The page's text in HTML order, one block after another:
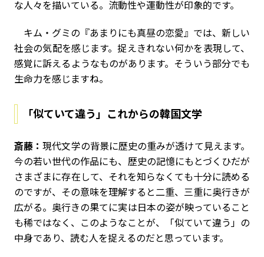
な人々を描いている。流動性や運動性が印象的です。
キム・グミの『あまりにも真昼の恋愛』では、新しい
社会の気配を感じます。捉えきれない何かを表現して、
感覚に訴えるようなものがあります。そういう部分でも
生命力を感じますね。
「似ていて違う」これからの韓国文学
斎藤：現代文学の背景に歴史の重みが透けて見えます。
今の若い世代の作品にも、歴史の記憶にもとづくひだが
さまざまに存在して、それを知らなくても十分に読める
のですが、その意味を理解すると二重、三重に奥行きが
広がる。奥行きの果てに実は日本の姿が映っていること
も稀ではなく、このようなことが、「似ていて違う」の
中身であり、読む人を捉えるのだと思っています。